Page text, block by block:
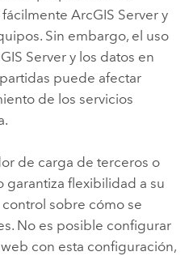
ArcGIS Servery
Sin embargo, el uso
Servery los datos en
puede afectar
de los servicios
de carga de terceros o
garantiza flexibilidad a su
sobre cómo se
No es posible configurar
con esta configuración,